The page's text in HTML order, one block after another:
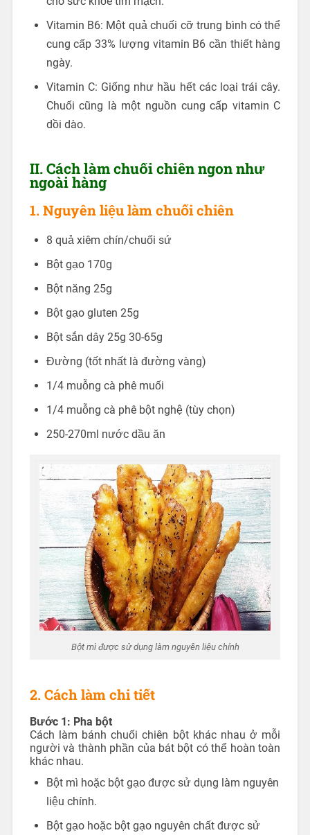
Vitamin B6: Một quả chuối cỡ trung bình có thể
cung cấp 33% lượng vitamin B6 cần thiết hàng
ngày.
Vitamin C: Giống như hầu hết các loại trái cây.
Chuối cũng là một nguồn cung cấp vitamin C
dồi dào.
II. Cách làm chuối chiên ngon như
ngoài hàng
1. Nguyên liệu làm chuối chiên
8 quả xiêm chín/chuối sứ
Bột gạo 170g
Bột năng 25g
Bột gạo gluten 25g
Bột sắn dây 25g 30-65g
Đường (tốt nhất là đường vàng)
1/4 muỗng cà phê muối
1/4 muỗng cà phê bột nghệ (tùy chọn)
250-270ml nước dầu ăn
Bột mì được sử dụng làm nguyên liệu chính
2. Cách làm chi tiết
Bước 1: Pha bột
Cách làm bánh chuối chiên bột khác nhau ở mỗi
người và thành phần của bát bột có thể hoàn toàn
khác nhau.
Bột mì hoặc bột gạo được sử dụng làm nguyên
liệu chính.
Bột gạo hoặc bột gạo nguyên chất được sử